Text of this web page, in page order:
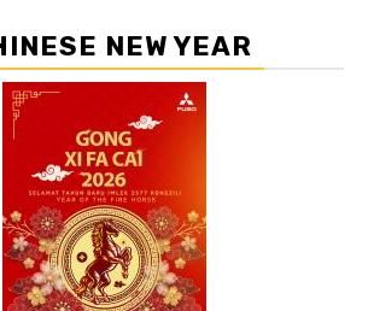
NEW YEAR